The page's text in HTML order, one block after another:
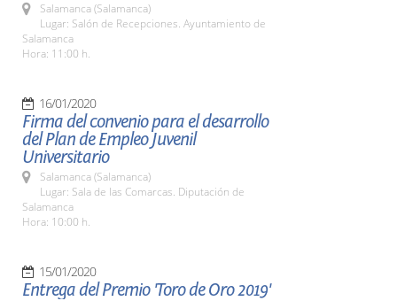
Salamanca (Salamanca)
Lugar: Salón de Recepciones. Ayuntamiento de
Salamanca
Hora: 11:00 h.
16/01/2020
Firma del convenio para el desarrollo
del Plan de Empleo Juvenil
Universitario
Salamanca (Salamanca)
Lugar: Sala de las Comarcas. Diputación de
Salamanca
Hora: 10:00 h.
15/01/2020
Entrega del Premio 'Toro de Oro 2019'